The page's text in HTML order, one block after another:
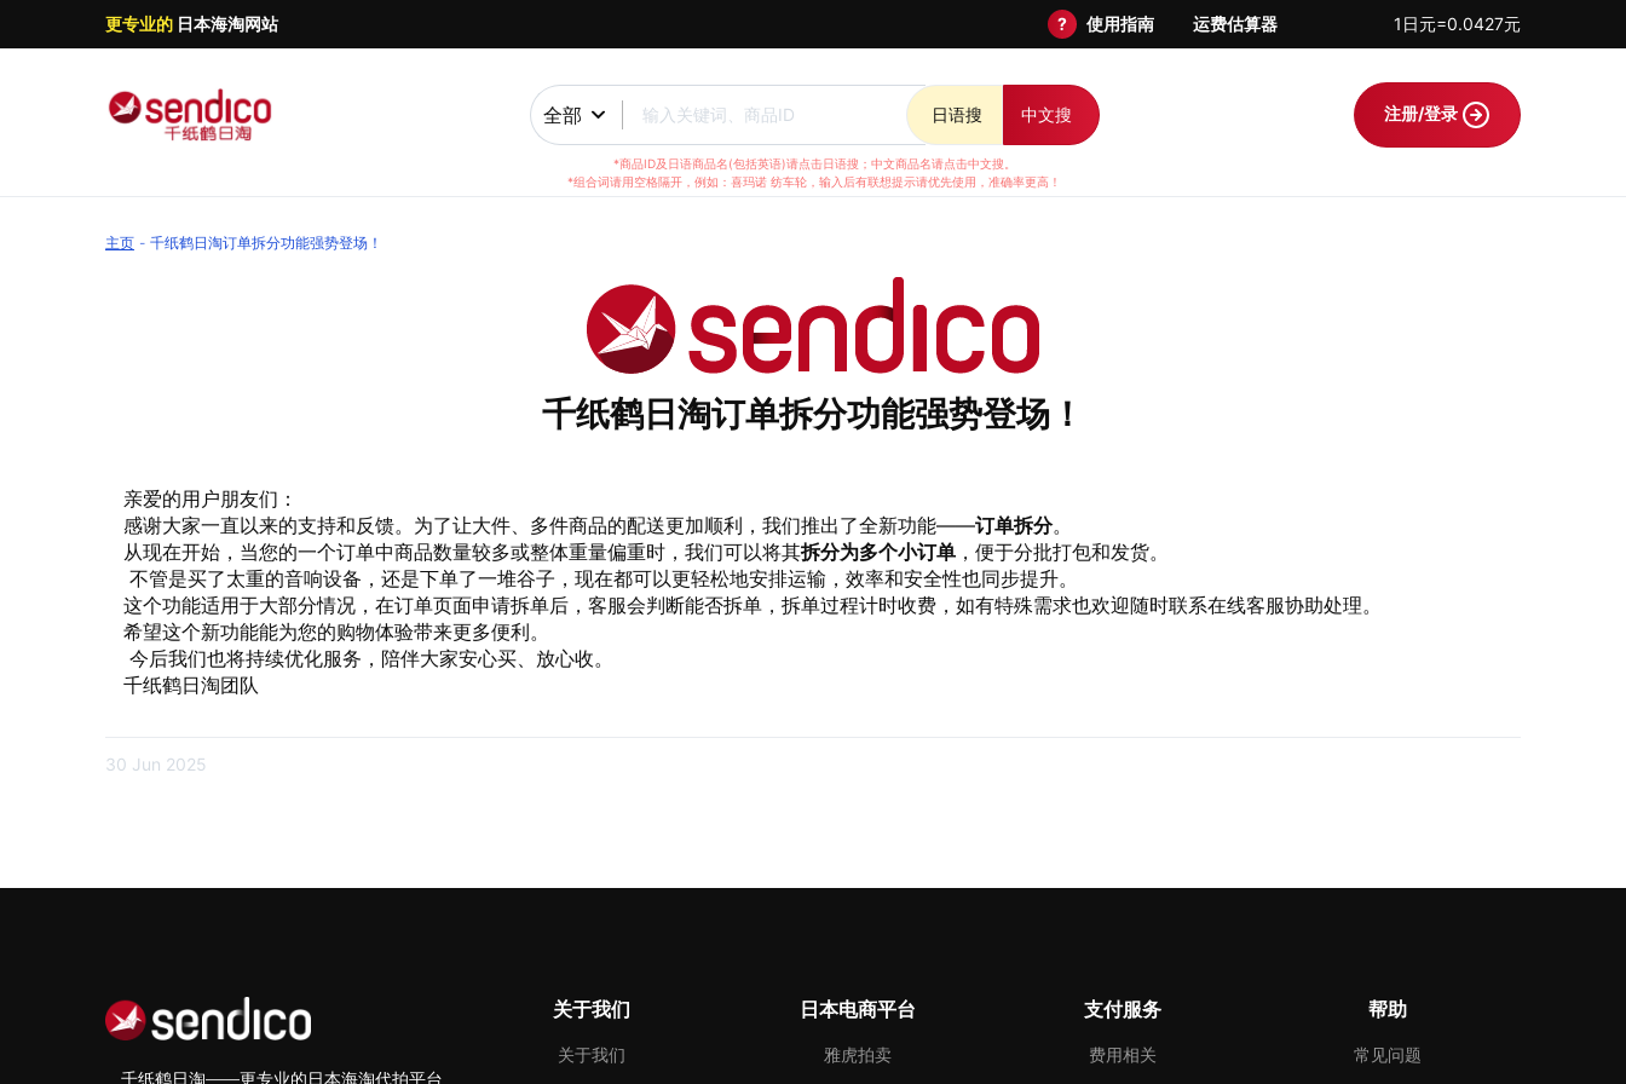
更专业的 日本海淘网站 ? 使用指南 运费估算器 1日元=0.0427元
全部 输入关键词、商品ID 日语搜 中文搜
*商品ID及日语商品名(包括英语)请点击日语搜；中文商品名请点击中文搜。
*组合词请用空格隔开，例如：喜玛诺 纺车轮，输入后有联想提示请优先使用，准确率更高！
注册/登录
主页 千纸鹤日淘订单拆分功能强势登场！
千纸鹤日淘订单拆分功能强势登场！
亲爱的用户朋友们：
感谢大家一直以来的支持和反馈。为了让大件、多件商品的配送更加顺利，我们推出了全新功能——订单拆分。
从现在开始，当您的一个订单中商品数量较多或整体重量偏重时，我们可以将其拆分为多个小订单 ，便于分批打包和发货。
不管是买了太重的音响设备，还是下单了一堆谷子，现在都可以更轻松地安排运输，效率和安全性也同步提升。
这个功能适用于大部分情况，在订单页面申请拆单后，客服会判断能否拆单，拆单过程计时收费，如有特殊需求也欢迎随时联系在线客服协助处理。
希望这个新功能能为您的购物体验带来更多便利。
今后我们也将持续优化服务，陪伴大家安心买、放心收。
千纸鹤日淘团队
30 Jun 2025
千纸鹤日淘——更专业的日本海淘代拍平台
关于我们
关于我们
日本电商平台
雅虎拍卖
支付服务
费用相关
帮助
常见问题